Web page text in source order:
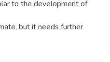
to the development of
but it needs further